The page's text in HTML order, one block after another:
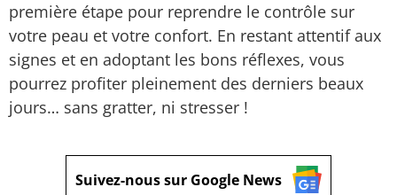
première étape pour reprendre le contrôle sur
votre peau et votre confort. En restant attentif aux
signes et en adoptant les bons réflexes, vous
pourrez profiter pleinement des derniers beaux
jours… sans gratter, ni stresser !
Suivez-nous sur Google News